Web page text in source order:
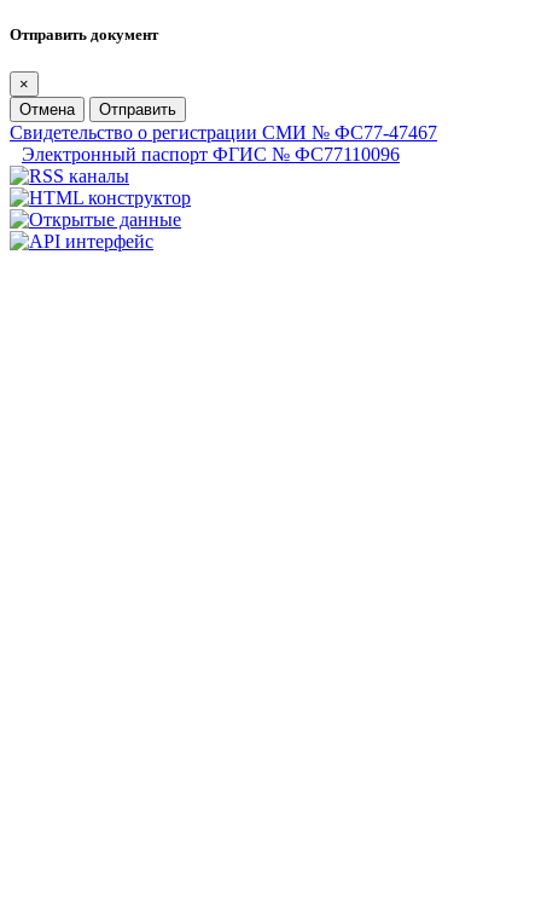
Отправить документ
×
Отмена
Отправить
Свидетельство о регистрации СМИ № ФС77-47467
Электронный паспорт ФГИС № ФС77110096